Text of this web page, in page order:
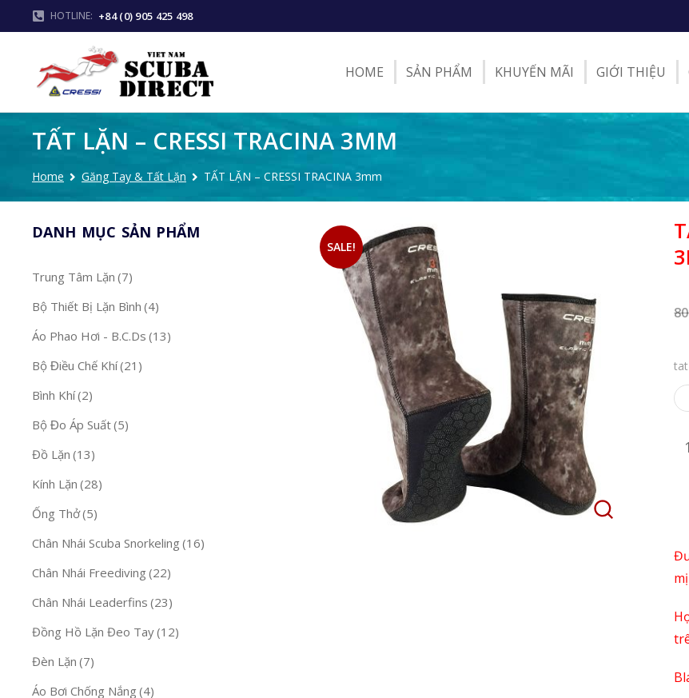
HOTLINE: +84 (0) 905 425 498
HOME SẢN PHẨM KHUYẾN MÃI GIỚI THIỆU
TẤT LẶN – CRESSI TRACINA 3MM
You are here:
Home Găng Tay & Tất Lặn TẤT LẶN – CRESSI TRACINA 3mm
DANH MỤC SẢN PHẨM
Trung Tâm Lặn (7)
Bộ Thiết Bị Lặn Bình (4)
Áo Phao Hơi - B.C.Ds (13)
Bộ Ɖiều Chế Khí(21)
Bình Khí(2)
Bộ Ɖo Áp Suất(5)
Đồ Lặn (13)
Kính Lặn (28)
Ống Thở(5)
Chân Nhái Scuba Snorkeling (16)
Chân Nhái Freediving (22)
Chân Nhái Leaderfins (23)
Đồng Hồ Lặn Đeo Tay(12)
Đèn Lặn (7)
Áo Bơi Chống Nắng (4)
SALE!